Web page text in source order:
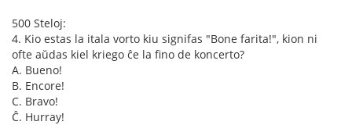
500 Steloj:
4. Kio estas la itala vorto kiu signifas "Bone farita!", kion ni
ofte aŭdas kiel kriego ĉe la fino de koncerto?
A. Bueno!
B. Encore!
C. Bravo!
Ĉ. Hurray!